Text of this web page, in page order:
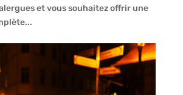
et vous souhaitez offrir une